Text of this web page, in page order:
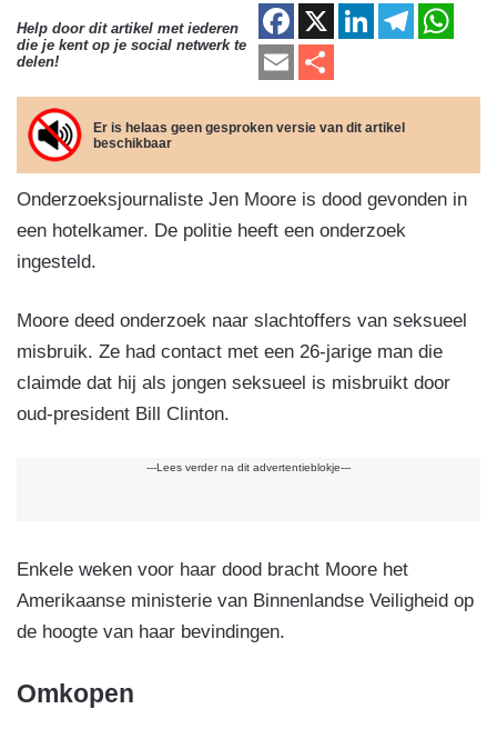
Help door dit artikel met iederen
die je kent op je social netwerk te
delen!
F
a
c
e
b
o
o
X
Li
k
e
dI
n
T
e
a
m
at
A
p
E
m
ail
el
e
n
Er is helaas geen gesproken versie van dit artikel
beschikbaar
Onderzoeksjournaliste Jen Moore is dood gevonden in
een hotelkamer. De politie heeft een onderzoek
ingesteld.
Moore deed onderzoek naar slachtoffers van seksueel
misbruik. Ze had contact met een 26-jarige man die
claimde dat hij als jongen seksueel is misbruikt door
oud-president Bill Clinton.
---Lees verder na dit advertentieblokje---
Enkele weken voor haar dood bracht Moore het
Amerikaanse ministerie van Binnenlandse Veiligheid op
de hoogte van haar bevindingen.
Omkopen